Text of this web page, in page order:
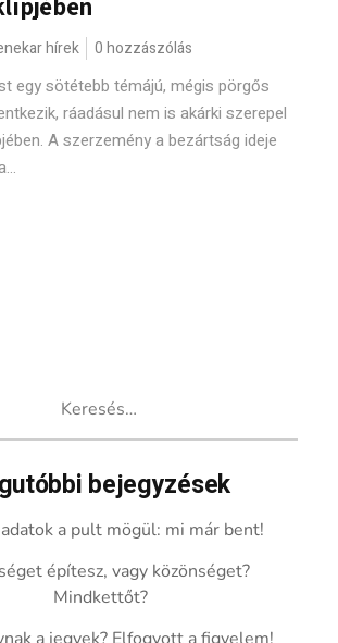
hírek 0 hozzászólás
egy sötétebb témájú, mégis pörgős
ráadásul nem is akárki szerepel
A szerzemény a bezártság ideje
bejegyzések
a pult mögül: mi már bent!
építesz, vagy közönséget?
Mindkettőt?